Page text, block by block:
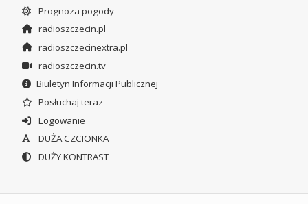
Prognoza pogody
radioszczecin.pl
radioszczecinextra.pl
radioszczecin.tv
Biuletyn Informacji Publicznej
Posłuchaj teraz
Logowanie
DUŻA CZCIONKA
DUŻY KONTRAST